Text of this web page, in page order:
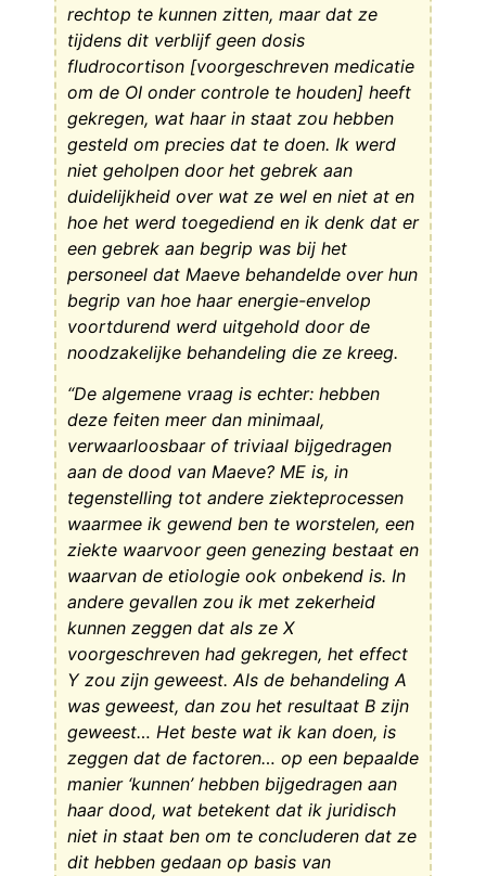
rechtop te kunnen zitten, maar dat ze
tijdens dit verblijf geen dosis
fludrocortison [voorgeschreven medicatie
om de OI onder controle te houden] heeft
gekregen, wat haar in staat zou hebben
gesteld om precies dat te doen. Ik werd
niet geholpen door het gebrek aan
duidelijkheid over wat ze wel en niet at en
hoe het werd toegediend en ik denk dat er
een gebrek aan begrip was bij het
personeel dat Maeve behandelde over hun
begrip van hoe haar energie-envelop
voortdurend werd uitgehold door de
noodzakelijke behandeling die ze kreeg.
“De algemene vraag is echter: hebben
deze feiten meer dan minimaal,
verwaarloosbaar of triviaal bijgedragen
aan de dood van Maeve? ME is, in
tegenstelling tot andere ziekteprocessen
waarmee ik gewend ben te worstelen, een
ziekte waarvoor geen genezing bestaat en
waarvan de etiologie ook onbekend is. In
andere gevallen zou ik met zekerheid
kunnen zeggen dat als ze X
voorgeschreven had gekregen, het effect
Y zou zijn geweest. Als de behandeling A
was geweest, dan zou het resultaat B zijn
geweest… Het beste wat ik kan doen, is
zeggen dat de factoren… op een bepaalde
manier ‘kunnen’ hebben bijgedragen aan
haar dood, wat betekent dat ik juridisch
niet in staat ben om te concluderen dat ze
dit hebben gedaan op basis van